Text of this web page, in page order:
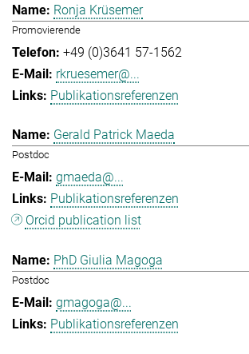
Ronja Krüsemer
Promovierende
+49 (0)3641 57-1562
rkruesemer@...
Publikationsreferenzen
Gerald Patrick Maeda
Postdoc
gmaeda@...
Publikationsreferenzen
Orcid publication list
PhD Giulia Magoga
Postdoc
gmagoga@...
Publikationsreferenzen